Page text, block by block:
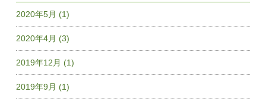
2020年5月 (1)
2020年4月 (3)
2019年12月 (1)
2019年9月 (1)